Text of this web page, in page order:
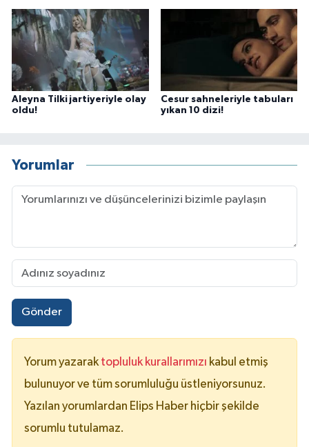
Aleyna Tilki jartiyeriyle olay
oldu!
Cesur sahneleriyle tabuları
yıkan 10 dizi!
Yorumlar
Gönder
Yorum yazaraktopluluk kurallarımızı kabul etmiş
bulunuyor ve tüm sorumluluğu üstleniyorsunuz.
Yazılan yorumlardan Elips Haber hiçbir şekilde
sorumlu tutulamaz.